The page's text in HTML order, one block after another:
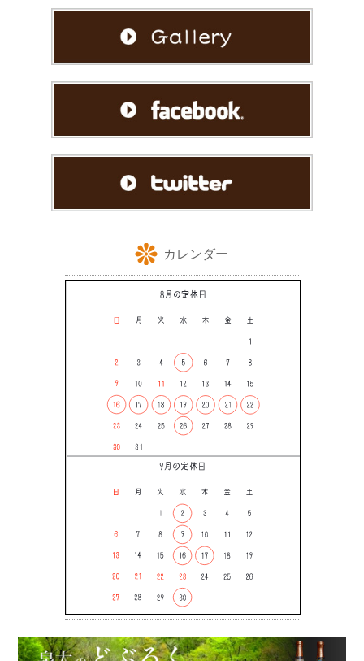
カレンダー